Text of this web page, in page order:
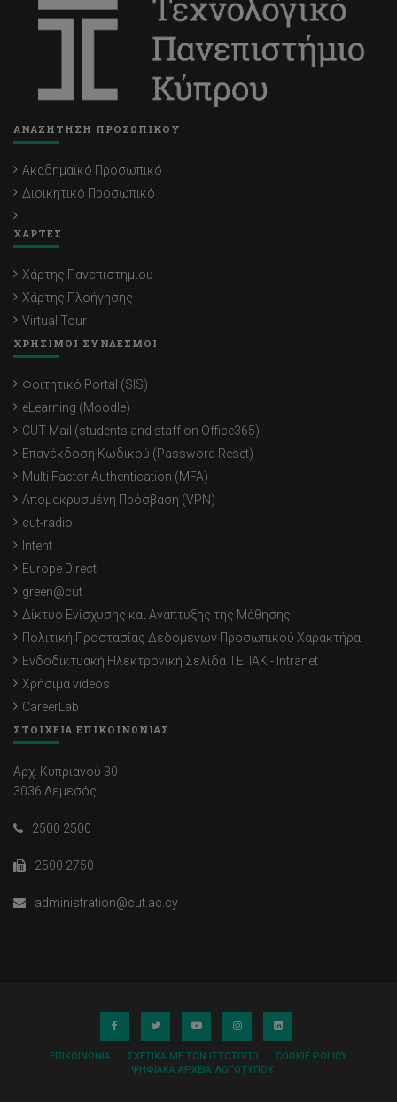
ΑΝΑΖΗΤΗΣΗ ΠΡΟΣΩΠΙΚΟΥ
Ακαδημαϊκό Προσωπικό
Διοικητικό Προσωπικό
ΧΑΡΤΕΣ
Χάρτης Πανεπιστημίου
Χάρτης Πλοήγησης
Virtual Tour
ΧΡΗΣΙΜΟΙ ΣΥΝΔΕΣΜΟΙ
Φοιτητικό Portal (SIS)
eLearning (Moodle)
CUT Mail (students and staff on Office365)
Επανέκδοση Κωδικού (Password Reset)
Multi Factor Authentication (MFA)
Απομακρυσμένη Πρόσβαση (VPN)
cut-radio
Intent
Europe Direct
green@cut
Δίκτυο Ενίσχυσης και Ανάπτυξης της Μάθησης
Πολιτική Προστασίας Δεδομένων Προσωπικού Χαρακτήρα
Ενδοδικτυακή Ηλεκτρονική Σελίδα ΤΕΠΑΚ - Intranet
Χρήσιμα videos
CareerLab
ΣΤΟΙΧΕΙΑ ΕΠΙΚΟΙΝΩΝΙΑΣ
Αρχ. Κυπριανού 30
3036 Λεμεσός
2500 2500
2500 2750
administration@cut.ac.cy
ΕΠΙΚΟΙΝΩΝΊΑ ΣΧΕΤΙΚΆ ΜΕ ΤΟΝ ΙΣΤΌΤΟΠΟ
COOKIE POLICY
ΨΗΦΙΑΚΆ ΑΡΧΕΊΑ ΛΟΓΌΤΥΠΟΥ